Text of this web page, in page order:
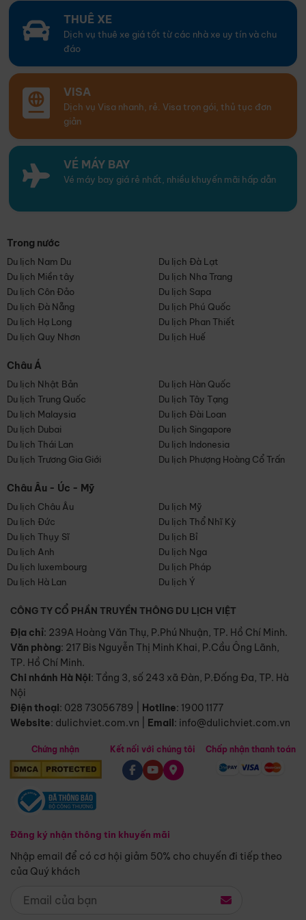
THUÊ XE
Dịch vụ thuê xe giá tốt từ các nhà xe uy tín và chu
đáo
VISA
Dịch vụ Visa nhanh, rẻ. Visa trọn gói, thủ tục đơn
giản
VÉ MÁY BAY
Vé máy bay giá rẻ nhất, nhiều khuyến mãi hấp dẫn
Trong nước
Du lịch Nam Du
Du lịch Đà Lạt
Du lịch Miền tây
Du lịch Nha Trang
Du lịch Côn Đảo
Du lịch Sapa
Du lịch Đà Nẵng
Du lịch Phú Quốc
Du lịch Hạ Long
Du lịch Phan Thiết
Du lịch Quy Nhơn
Du lịch Huế
Châu Á
Du lịch Nhật Bản
Du lịch Hàn Quốc
Du lịch Trung Quốc
Du lịch Tây Tạng
Du lịch Malaysia
Du lịch Đài Loan
Du lịch Dubai
Du lịch Singapore
Du lịch Thái Lan
Du lịch Indonesia
Du lịch Trương Gia Giới
Du lịch Phượng Hoàng Cổ Trấn
Châu Âu - Úc - Mỹ
Du lịch Châu Âu
Du lịch Mỹ
Du lịch Đức
Du lịch Thổ Nhĩ Kỳ
Du lịch Thụy Sĩ
Du lịch Bỉ
Du lịch Anh
Du lịch Nga
Du lịch luxembourg
Du lịch Pháp
Du lịch Hà Lan
Du lịch Ý
CÔNG TY CỔ PHẦN TRUYỀN THÔNG DU LỊCH VIỆT
Địa chỉ: 239A Hoàng Văn Thụ, P.Phú Nhuận, TP. Hồ Chí Minh.
Văn phòng: 217 Bis Nguyễn Thị Minh Khai, P.Cầu Ông Lãnh,
TP. Hồ Chí Minh.
Chi nhánh Hà Nội: Tầng 3, số 243 xã Đàn, P.Đống Đa, TP. Hà
Nội
Điện thoại: 028 73056789 Hotline: 1900 1177
Website: dulichviet.com.vn Email: info@dulichviet.com.vn
Chứng nhận
Đăng ký nhận thông tin khuyến mãi
Nhập email để có cơ hội giảm 50% cho chuyến đi tiếp theo
của Quý khách
Kết nối với chúng tôi Chấp nhận thanh toán